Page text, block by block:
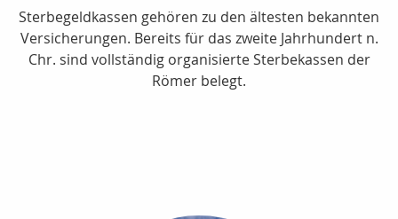
Sterbegeldkassen gehören zu den ältesten bekannten
Versicherungen. Bereits für das zweite Jahrhundert n.
Chr. sind vollständig organisierte Sterbekassen der
Römer belegt.